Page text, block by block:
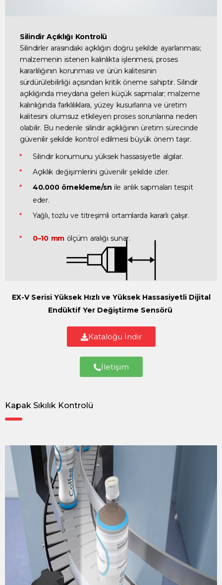
Silindir Açıklığı Kontrolü
Silindirler arasındaki açıklığın doğru şekilde ayarlanması;
malzemenin istenen kalınlıkta işlenmesi, proses
kararlılığının korunması ve ürün kalitesinin
sürdürülebilirliği açısından kritik öneme sahiptir. Silindir
açıklığında meydana gelen küçük sapmalar; malzeme
kalınlığında farklılıklara, yüzey kusurlarına ve üretim
kalitesini olumsuz etkileyen proses sorunlarına neden
olabilir. Bu nedenle silindir açıklığının üretim sürecinde
güvenilir şekilde kontrol edilmesi büyük önem taşır.
Silindir konumunu yüksek hassasiyetle algılar.
Açıklık değişimlerini güvenilir şekilde izler.
40.000 örnekleme/sn ile anlık sapmaları tespit
eder.
Yağlı, tozlu ve titreşimli ortamlarda kararlı çalışır.
0–10 mmölçüm aralığı sunar.
EX-V Serisi Yüksek Hızlı ve Yüksek Hassasiyetli Dijital
Endüktif Yer Değiştirme Sensörü
Kataloğu İndir
İletişim
Kapak Sıkılık Kontrolü